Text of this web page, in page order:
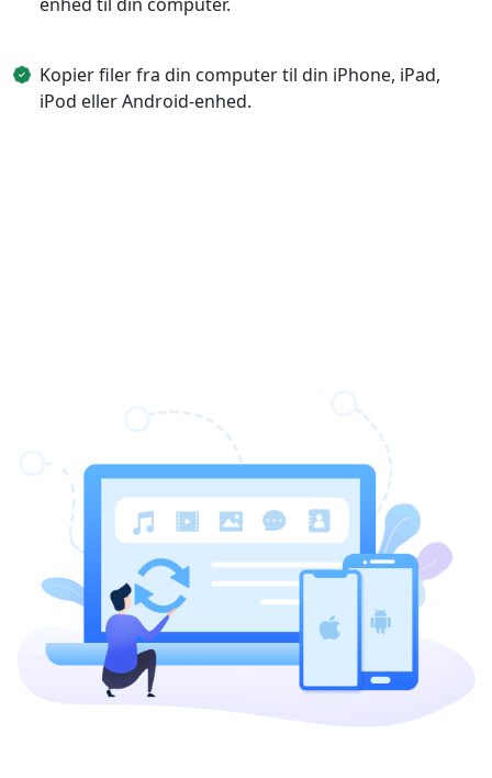
Kopier filer fra din computer til din iPhone, iPad,
iPod eller Android-enhed.